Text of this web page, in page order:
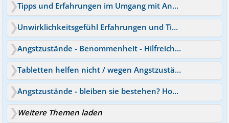
Tipps und Erfahrungen im Umgang mit Angst mein Weg zu
Unwirklichkeitsgefühl Erfahrungen und Tipps
Angstzustände - Benommenheit - Hilfreiche Tipps?
Tabletten helfen nicht / wegen Angstzustände arbeitslos - Tipps?
Angstzustände - bleiben sie bestehen? Hoffe auf Tipps!
Weitere Themen laden